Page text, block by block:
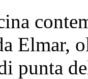
Elmar,
punta